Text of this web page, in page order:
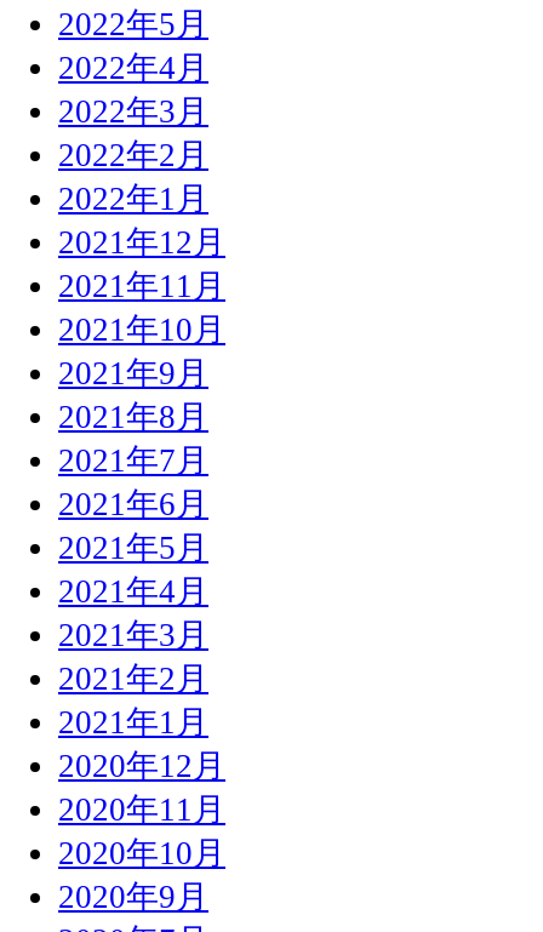
2022年5月
2022年4月
2022年3月
2022年2月
2022年1月
2021年12月
2021年11月
2021年10月
2021年9月
2021年8月
2021年7月
2021年6月
2021年5月
2021年4月
2021年3月
2021年2月
2021年1月
2020年12月
2020年11月
2020年10月
2020年9月